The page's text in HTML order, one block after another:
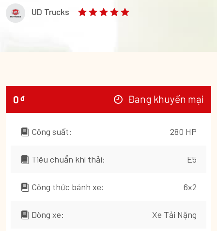
UD Trucks
0 đ Đang khuyến mại
Công suất: 280 HP
Tiêu chuẩn khí thải: E5
Công thức bánh xe: 6x2
Dòng xe: Xe Tải Nặng